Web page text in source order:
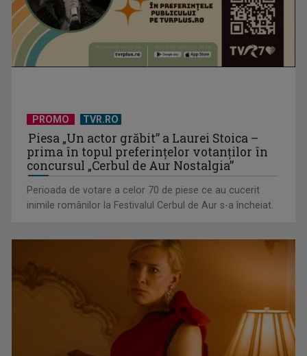
TVR lansează un apel pentru proiecte de emisiuni
"Robin Hood"-ul serialelor coreene: "Iljimae, hoţul fantomă",
PROMO TVR.RO
Piesa „Un actor grăbit” a Laurei Stoica –
prima în topul preferinţelor votanţilor în
concursul „Cerbul de Aur Nostalgia”
Perioada de votare a celor 70 de piese ce au cucerit
inimile românilor la Festivalul Cerbul de Aur s-a încheiat.